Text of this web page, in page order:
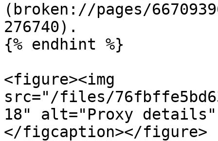
(broken://pages/
276740).
{% endhint %}
<figure><img
src="/files/
18" alt="Proxy details"
</figcaption></figure>